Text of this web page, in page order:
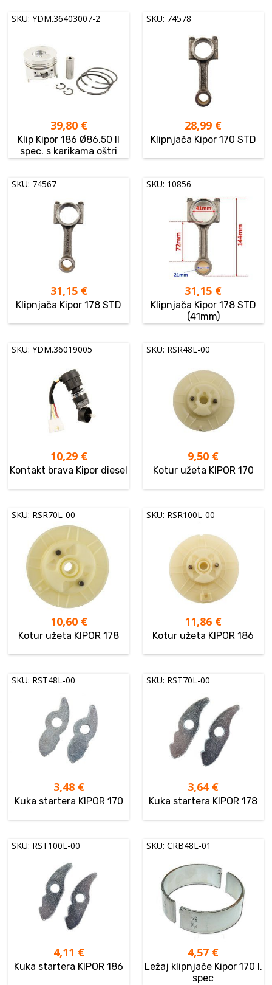
SKU: YDM.36403007-2
39,80 €
Klip Kipor 186 Ø86,50 II
spec. s karikama oštri
SKU: 74578
28,99 €
Klipnjača Kipor 170 STD
SKU: 74567
31,15 €
Klipnjača Kipor 178 STD
SKU: 10856
31,15 €
Klipnjača Kipor 178 STD
(41mm)
SKU: YDM.36019005
10,29 €
Kontakt brava Kipor diesel
SKU: RSR48L-00
9,50 €
Kotur užeta KIPOR 170
SKU: RSR70L-00
10,60 €
Kotur užeta KIPOR 178
SKU: RSR100L-00
11,86 €
Kotur užeta KIPOR 186
SKU: RST48L-00
3,48 €
Kuka startera KIPOR 170
SKU: RST70L-00
3,64 €
Kuka startera KIPOR 178
SKU: RST100L-00
4,11 €
Kuka startera KIPOR 186
SKU: CRB48L-01
4,57 €
Ležaj klipnjače Kipor 170 I.
spec